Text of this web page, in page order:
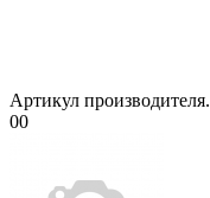
Артикул производителя.
00